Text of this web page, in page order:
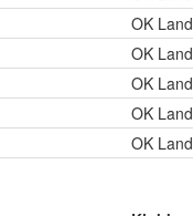
OK
OK
OK
OK
OK